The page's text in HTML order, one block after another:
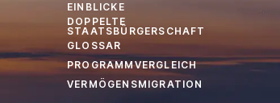
EINBLICKE
DOPPELTE
STAATSBÜRGERSCHAFT
GLOSSAR
PROGRAMMVERGLEICH
VERMÖGENSMIGRATION